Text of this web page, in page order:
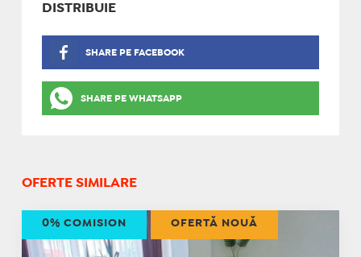
DISTRIBUIE
SHARE PE FACEBOOK
SHARE PE WHATSAPP
OFERTE SIMILARE
0% COMISION OFERTĂ NOUĂ